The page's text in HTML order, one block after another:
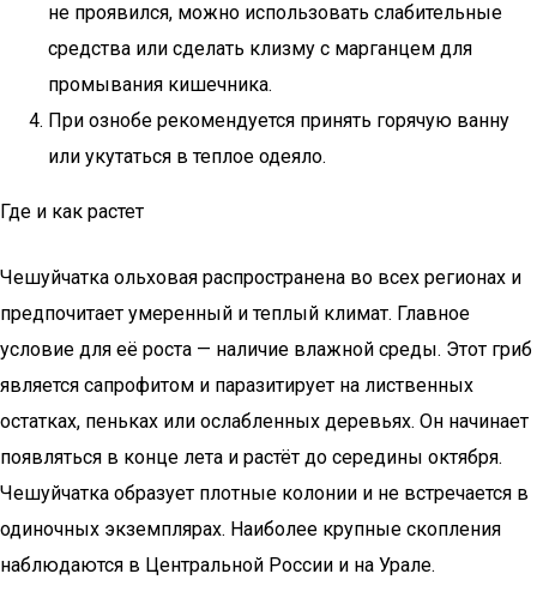
не проявился, можно использовать слабительные
средства или сделать клизму с марганцем для
промывания кишечника.
При ознобе рекомендуется принять горячую ванну
или укутаться в теплое одеяло.
Где и как растет
Чешуйчатка ольховая распространена во всех регионах и
предпочитает умеренный и теплый климат. Главное
условие для её роста — наличие влажной среды. Этот гриб
является сапрофитом и паразитирует на лиственных
остатках, пеньках или ослабленных деревьях. Он начинает
появляться в конце лета и растёт до середины октября.
Чешуйчатка образует плотные колонии и не встречается в
одиночных экземплярах. Наиболее крупные скопления
наблюдаются в Центральной России и на Урале.